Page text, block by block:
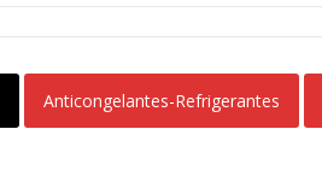
Anticongelantes-Refrigerantes